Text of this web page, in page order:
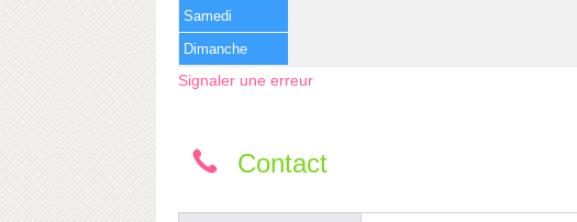
Samedi
Dimanche
Signaler une erreur
Contact